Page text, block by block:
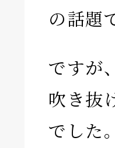
の話題
ですが
吹き抜
でした。